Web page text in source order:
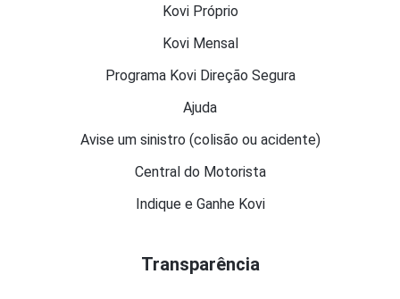
Kovi Próprio
Kovi Mensal
Programa Kovi Direção Segura
Ajuda
Avise um sinistro (colisão ou acidente)
Central do Motorista
Indique e Ganhe Kovi
Transparência